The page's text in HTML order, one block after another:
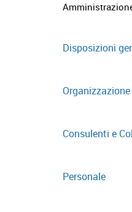
Disposizioni
Organizzazione
Consulenti e
Personale